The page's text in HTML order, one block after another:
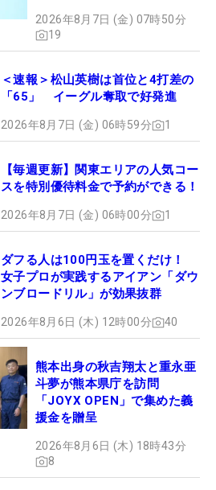
2026年8月7日 (金) 07時50分
19
＜速報＞松山英樹は首位と4打差の
「65」 イーグル奪取で好発進
2026年8月7日 (金) 06時59分 1
【毎週更新】関東エリアの人気コー
スを特別優待料金で予約ができる！
2026年8月7日 (金) 06時00分 1
ダフる人は100円玉を置くだけ！
女子プロが実践するアイアン「ダウ
ンブロードリル」が効果抜群
2026年8月6日 (木) 12時00分 40
熊本出身の秋吉翔太と重永亜
斗夢が熊本県庁を訪問
「JOYX OPEN」で集めた義
援金を贈呈
2026年8月6日 (木) 18時43分
8